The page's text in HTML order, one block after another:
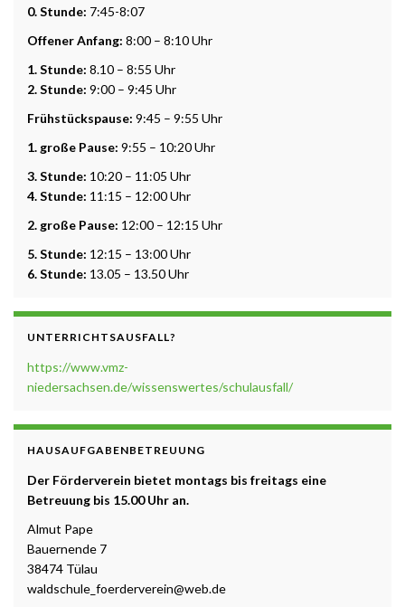
0. Stunde: 7:45-8:07
Offener Anfang: 8:00 – 8:10 Uhr
1. Stunde: 8.10 – 8:55 Uhr
2. Stunde: 9:00 – 9:45 Uhr
Frühstückspause: 9:45 – 9:55 Uhr
1. große Pause: 9:55 – 10:20 Uhr
3. Stunde: 10:20 – 11:05 Uhr
4. Stunde: 11:15 – 12:00 Uhr
2. große Pause: 12:00 – 12:15 Uhr
5. Stunde: 12:15 – 13:00 Uhr
6. Stunde: 13.05 – 13.50 Uhr
UNTERRICHTSAUSFALL?
https://www.vmz-
niedersachsen.de/wissenswertes/schulausfall/
HAUSAUFGABENBETREUUNG
Der Förderverein bietet montags bis freitags eine
Betreuung bis 15.00 Uhr an.
Almut Pape
Bauernende 7
38474 Tülau
waldschule_foerderverein@web.de